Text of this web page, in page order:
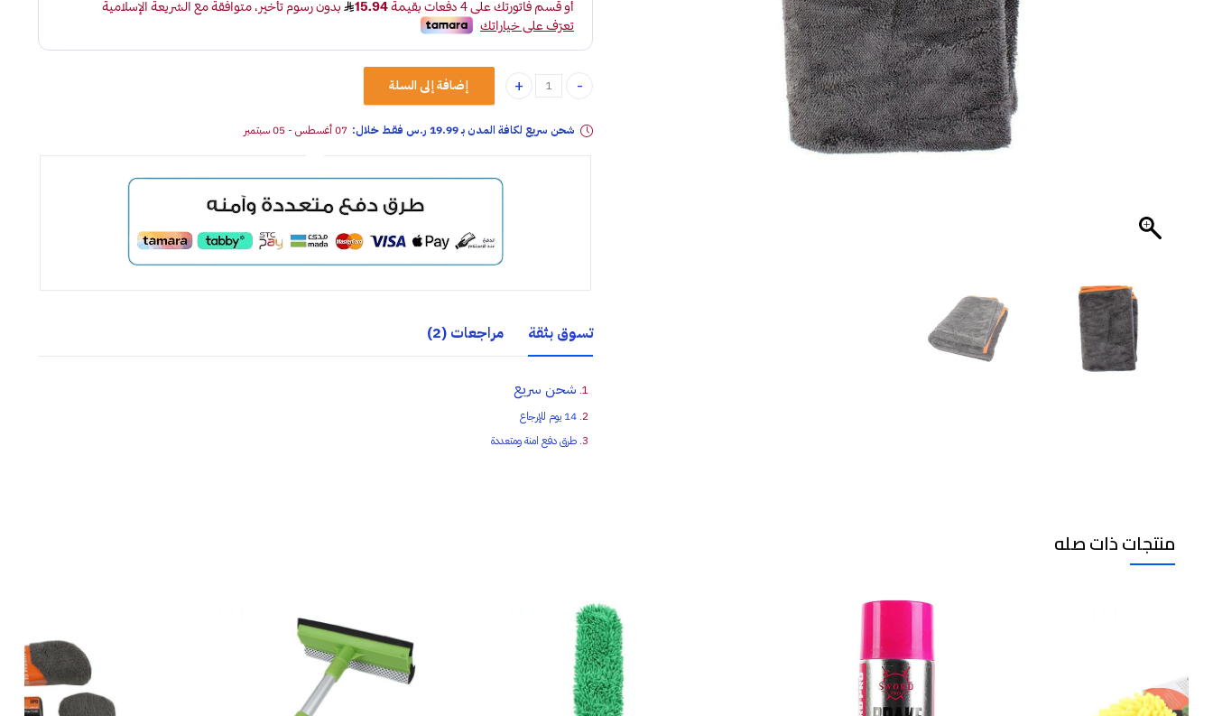
منشفة مايكروفايبر 160CM X60CM كبير quantity إضافة إلى السلة
شحن سريع لكافة المدن بـ 19.99 ر.س فقـط خلال: 07 أغسطس - 05 سبتمبر
تسوق بثقة مراجعات (2)
شحن سريع
14 يوم للإرجاع
طرق دفع امنة ومتعددة
منتجات ذات صله